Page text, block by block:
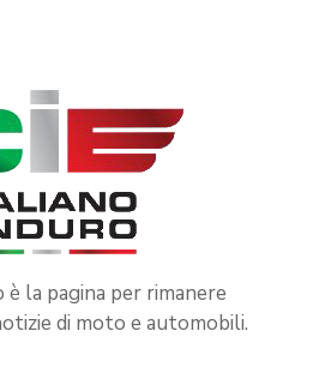
la pagina per rimanere
di moto e automobili.